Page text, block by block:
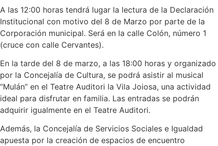
A las 12:00 horas tendrá lugar la lectura de la Declaración
Institucional con motivo del 8 de Marzo por parte de la
Corporación municipal. Será en la calle Colón, número 1
(cruce con calle Cervantes).
En la tarde del 8 de marzo, a las 18:00 horas y organizado
por la Concejalía de Cultura, se podrá asistir al musical
“Mulán” en el Teatre Auditori la Vila Joiosa, una actividad
ideal para disfrutar en familia. Las entradas se podrán
adquirir igualmente en el Teatre Auditori.
Además, la Concejalía de Servicios Sociales e Igualdad
apuesta por la creación de espacios de encuentro